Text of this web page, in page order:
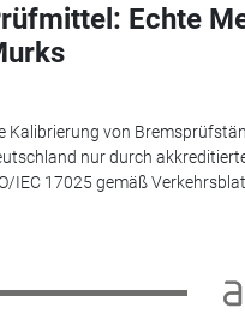
Echte
Kalibrierung von
nur durch
IEC 17025 gemäß